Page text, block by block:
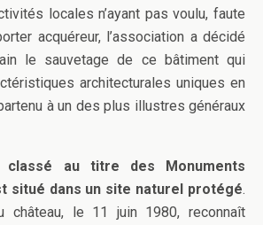
locales n’ayant pas voulu, faute
acquéreur, l’association a décidé
le sauvetage de ce bâtiment qui
architecturales uniques en
à un des plus illustres généraux
au titre des Monuments
situé dans un site naturel protégé.
château, le 11 juin 1980, reconnaît